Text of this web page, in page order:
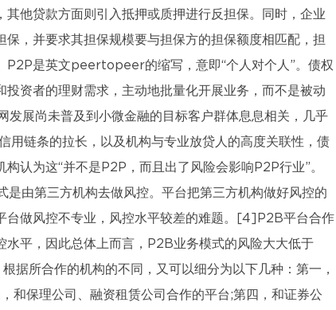
他贷款方面则引入抵押或质押进行反担保。同时，企业
，并要求其担保规模要与担保方的担保额度相匹配，担
P2P是英文peertopeer的缩写，意即“个人对个人”。债权
资者的理财需求，主动地批量化开展业务，而不是被动
发展尚未普及到小微金融的目标客户群体息息相关，几乎
用链条的拉长，以及机构与专业放贷人的高度关联性，债
认为这“并不是P2P，而且出了风险会影响P2P行业”。
由第三方机构去做风控。平台把第三方机构做好风控的
台做风控不专业，风控水平较差的难题。[4]P2B平台合作
平，因此总体上而言，P2B业务模式的风险大大低于
所合作的机构的不同，又可以细分为以下几种：第一，
和保理公司、融资租赁公司合作的平台;第四，和证券公